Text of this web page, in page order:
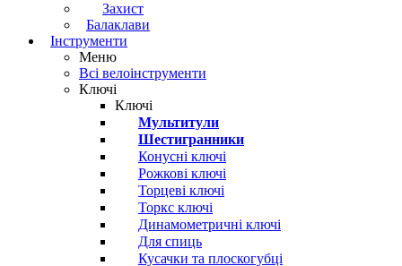
Захист
Балаклави
Інструменти
Меню
Всі велоінструменти
Ключі
Ключі
Мультитули
Шестигранники
Конусні ключі
Рожкові ключі
Торцеві ключі
Торкс ключі
Динамометричні ключі
Для спиць
Кусачки та плоскогубці